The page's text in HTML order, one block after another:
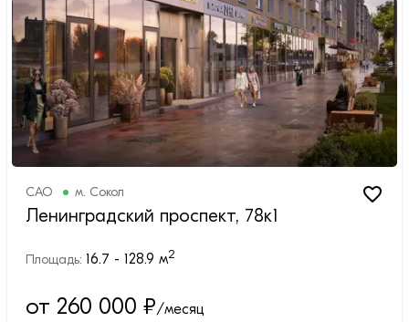
САО м. Сокол
Ленинградский проспект, 78к1
Площадь: 16.7 - 128.9 м2
от 260 000 ₽/месяц